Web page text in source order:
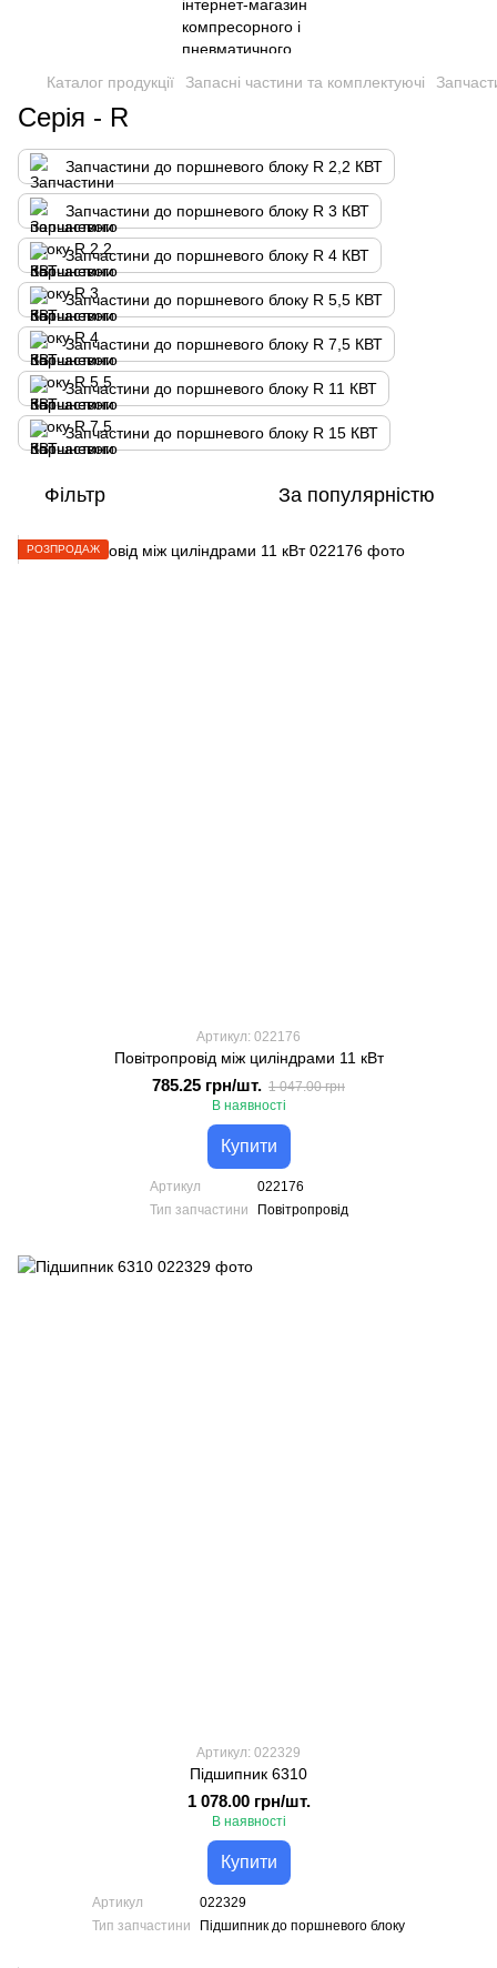
Каталог продукції Запасні частини та комплектуючі
Серія - R
Запчастини до поршневого блоку R 2,2 КВТ
Запчастини до поршневого блоку R 3 КВТ
Запчастини до поршневого блоку R 4 КВТ
Запчастини до поршневого блоку R 5,5 КВТ
Запчастини до поршневого блоку R 7,5 КВТ
Запчастини до поршневого блоку R 11 КВТ
Запчастини до поршневого блоку R 15 КВТ
Фільтр За популярністю
РОЗПРОДАЖ
Артикул: 022176
Повітропровід між циліндрами 11 кВт
785.25 грн/шт. 1 047.00 грн
В наявності
Купити
Артикул
022176
Тип запчастини
Повітропровід
Артикул: 022329
Підшипник 6310
1 078.00 грн/шт.
В наявності
Купити
Артикул
022329
Тип запчастини
Підшипник до поршневого блоку